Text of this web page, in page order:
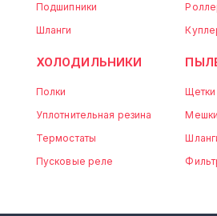
Подшипники
Шланги
ХОЛОДИЛЬНИКИ
Полки
Уплотнительная резина
Термостаты
Пусковые реле
Щетки
Мешки